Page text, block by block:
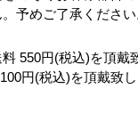
予めご了承ください
料 550円(税込)を頂戴
円(税込)を頂戴致し